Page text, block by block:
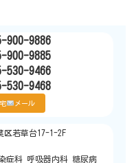
9886
900-9885
9466
530-9468
メール
区若草台17-1-2F
症科 呼吸器内科 糖尿病